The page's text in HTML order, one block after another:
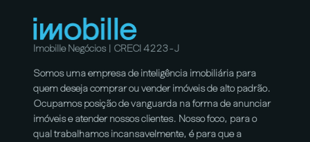
Imobille Negócios | CRECI 4223-J
Somos uma empresa de inteligência imobiliária para
quem deseja comprar ou vender imóveis de alto padrão.
Ocupamos posição de vanguarda na forma de anunciar
imóveis e atender nossos clientes. Nosso foco, para o
qual trabalhamos incansavelmente, é para que a